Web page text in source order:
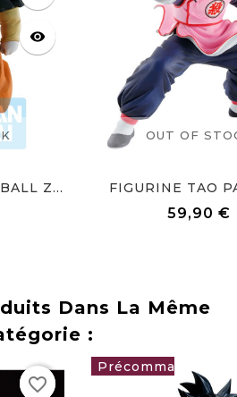
visibility
Z...
OUT OF
FIGURINE TAO
59,90 €
Dans La Même
:
favorite
favorite_border